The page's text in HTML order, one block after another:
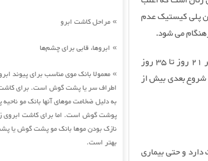
» مراحل کاشت ابرو
» ابروها، قابی برای چشم‌ها
» معمولا بانک موی مناسب برای پیوند
اطراف سر یا پشت گوش است. برای
به دلیل ضخامت موهای آنها بانک مو
پوشت گوش است. اما برای کاشت ابروی
نازک بودن موها بانک مو پشت گوش یا
بهتر است.
پلی کیستیک عدم
می شود.
اصولا قاعدگی طبیعی هر 28 تا 30 روز یک بار است و این فاصله می تواند از هر 21 روز تا 35 روز
شروع بعدی بیش از
(17 ـ 16 سالگی) هم اهمیت دارد و حتی بیماری